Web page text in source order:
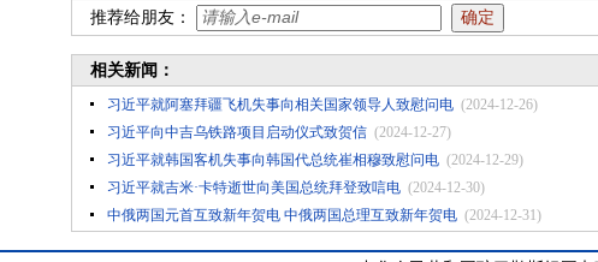
推荐给朋友：
相关新闻：
习近平就阿塞拜疆飞机失事向相关国家领导人致慰问电 (2024-12-26)
习近平向中吉乌铁路项目启动仪式致贺信 (2024-12-27)
习近平就韩国客机失事向韩国代总统崔相穆致慰问电 (2024-12-29)
习近平就吉米·卡特逝世向美国总统拜登致唁电 (2024-12-30)
中俄两国元首互致新年贺电 中俄两国总理互致新年贺电 (2024-12-31)